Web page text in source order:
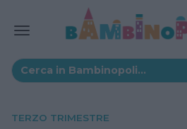
TERZO TRIMESTRE